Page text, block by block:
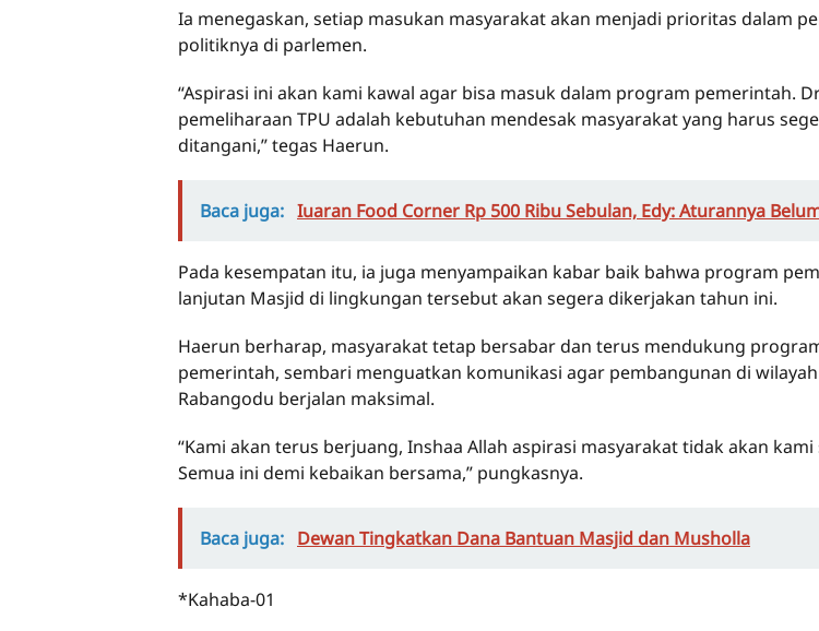
Ia menegaskan, setiap masukan masyarakat akan menjadi prioritas dalam
politiknya di parlemen.
“Aspirasi ini akan kami kawal agar bisa masuk dalam program pemerintah.
pemeliharaan TPU adalah kebutuhan mendesak masyarakat yang harus
ditangani,” tegas Haerun.
Baca juga: Iuaran Food Corner Rp 500 Ribu Sebulan, Edy: Aturannya
Pada kesempatan itu, ia juga menyampaikan kabar baik bahwa program
lanjutan Masjid di lingkungan tersebut akan segera dikerjakan tahun ini.
Haerun berharap, masyarakat tetap bersabar dan terus mendukung
pemerintah, sembari menguatkan komunikasi agar pembangunan di wilayah
Rabangodu berjalan maksimal.
“Kami akan terus berjuang, Inshaa Allah aspirasi masyarakat tidak akan kami
Semua ini demi kebaikan bersama,” pungkasnya.
Baca juga: Dewan Tingkatkan Dana Bantuan Masjid dan Musholla
*Kahaba-01